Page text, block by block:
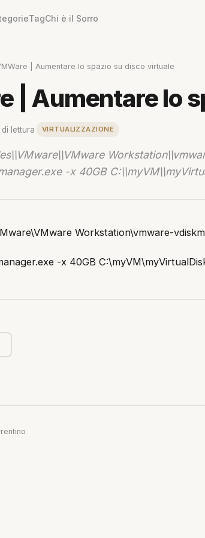
TagChi è il Sorro
| Aumentare lo spazio su disco virtuale
| Aumentare lo
di lettura VIRTUALIZZAZIONE
-x 40GB
Workstation\vmware-
-x 40GB